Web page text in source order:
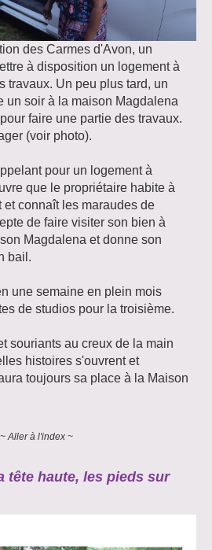
des Carmes d'Avon, un
à disposition un logement à
travaux. Un peu plus tard, un
un soir à la maison Magdalena
faire une partie des travaux.
(voir photo).
pour un logement à
que le propriétaire habite à
connaît les maraudes de
de faire visiter son bien à
Magdalena et donne son
bail.
une semaine en plein mois
de studios pour la troisième.
souriants au creux de la main
histoires s'ouvrent et
toujours sa place à la Maison
~ Aller à l'index ~
tête haute, les pieds sur